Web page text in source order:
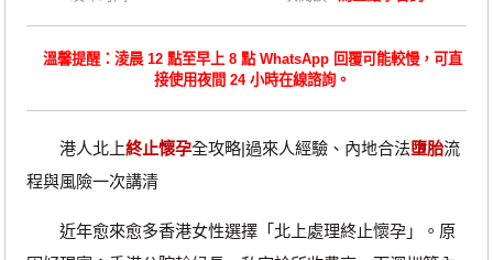
溫馨提醒：淩晨 12 點至早上 8 點 WhatsApp 回覆可能較慢，可直
接使用夜間 24 小時在線諮詢。
港人北上終止懷孕全攻略|過來人經驗、內地合法墮胎流
程與風險一次講清
近年愈來愈多香港女性選擇「北上處理終止懷孕」。原